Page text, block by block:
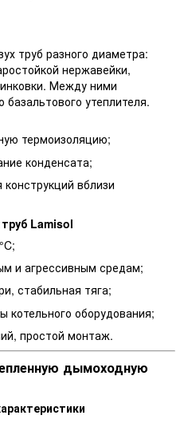
труб разного диаметра:
нержавейки,
Между ними
утеплителя.
термоизоляцию;
конденсата;
вблизи
Lamisol
и агрессивным средам;
стабильная тяга;
котельного оборудования;
простой монтаж.
дымоходную